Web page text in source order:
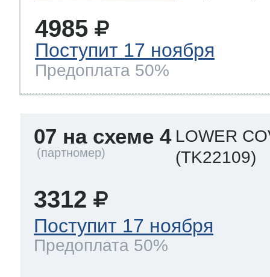
4985
Поступит 17 ноября
Предоплата 50%
07 на схеме 4 LOWER
(TK22109)
3312
Поступит 17 ноября
Предоплата 50%